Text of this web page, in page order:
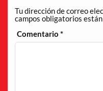
Tu dirección de correo
campos obligatorios
Comentario*